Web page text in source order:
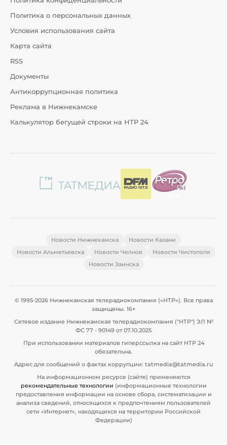
Политика о персональных данных
Условия использования сайта
Карта сайта
RSS
Документы
Антикоррупционная политика
Реклама в Нижнекамске
Калькулятор бегущей строки на НТР 24
Новости Нижнекамска
Новости Казани
Новости Альметьевска
Новости Челнов
Новости Чистополя
Новости Заинска
© 1995-2026 Нижнекамская телерадиокомпания («НТР»). Все права
защищены. 16+
Сетевое издание Нижнекамская телерадиокомпания ("НТР") ЭЛ №
ФС 77 - 90149 от 07.10.2025
При использовании материалов гиперссылка на сайт НТР 24
обязательна.
Адрес для сообщений о фактах коррупции: tatmedia@tatmedia.ru
На информационном ресурсе (сайте) применяются
рекомендательные технологии (информационные технологии
предоставления информации на основе сбора, систематизации и
анализа сведений, относящихся к предпочтениям пользователей
сети «Интернет», находящихся на территории Российской
Федерации)